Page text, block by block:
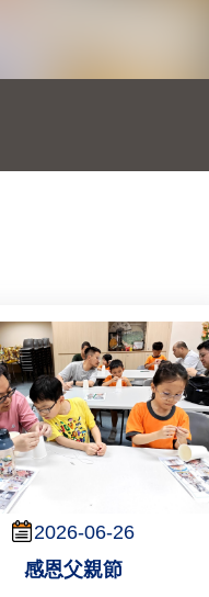
2026-06-26
感恩父親節